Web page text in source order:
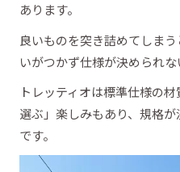
あります。
良いものを突き詰めてしま
いがつかず仕様が決められな
トレッティオは標準仕様の
選ぶ」楽しみもあり、規格
です。